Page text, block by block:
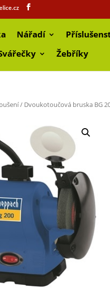
Nářadí
Žebříky
/ Dvoukotoučová bruska BG